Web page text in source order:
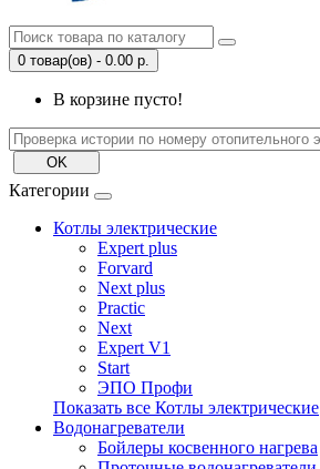
0 товар(ов) - 0.00 р.
В корзине пусто!
Категории
Котлы электрические
Expert plus
Forvard
Next plus
Practic
Next
Expert V1
Start
ЭПО Профи
Показать все Котлы электрические
Водонагреватели
Бойлеры косвенного нагрева